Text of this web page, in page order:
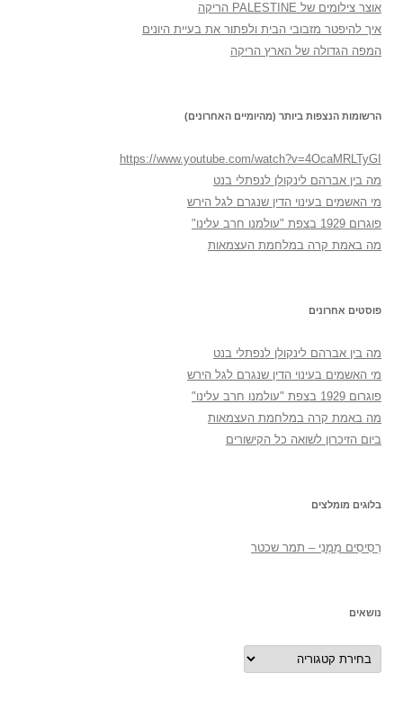
אוצר צילומים של PALESTINE הריקה
איך להיפטר מזבובי הבית ולפתור את בעיית היונים
המפה הגדולה של הארץ הריקה
הרשומות הנצפות ביותר (מהיומיים האחרונים)
https://www.youtube.com/watch?v=4OcaMRLTyGI
מה בין אברהם לינקולן לנפתלי בנט
מי האשמים בעינוי הדין שנגרם לגל הירש
פוגרום 1929 בצפת "עולמנו חרב עלינו"
מה באמת קרה במלחמת העצמאות
פוסטים אחרונים
מה בין אברהם לינקולן לנפתלי בנט
מי האשמים בעינוי הדין שנגרם לגל הירש
פוגרום 1929 בצפת "עולמנו חרב עלינו"
מה באמת קרה במלחמת העצמאות
ביום הזיכרון לשואה כל הקישורים
בלוגים מומלצים
רְסִיסִים מִמֶנִי – תמר שכטר
נושאים
נושאים